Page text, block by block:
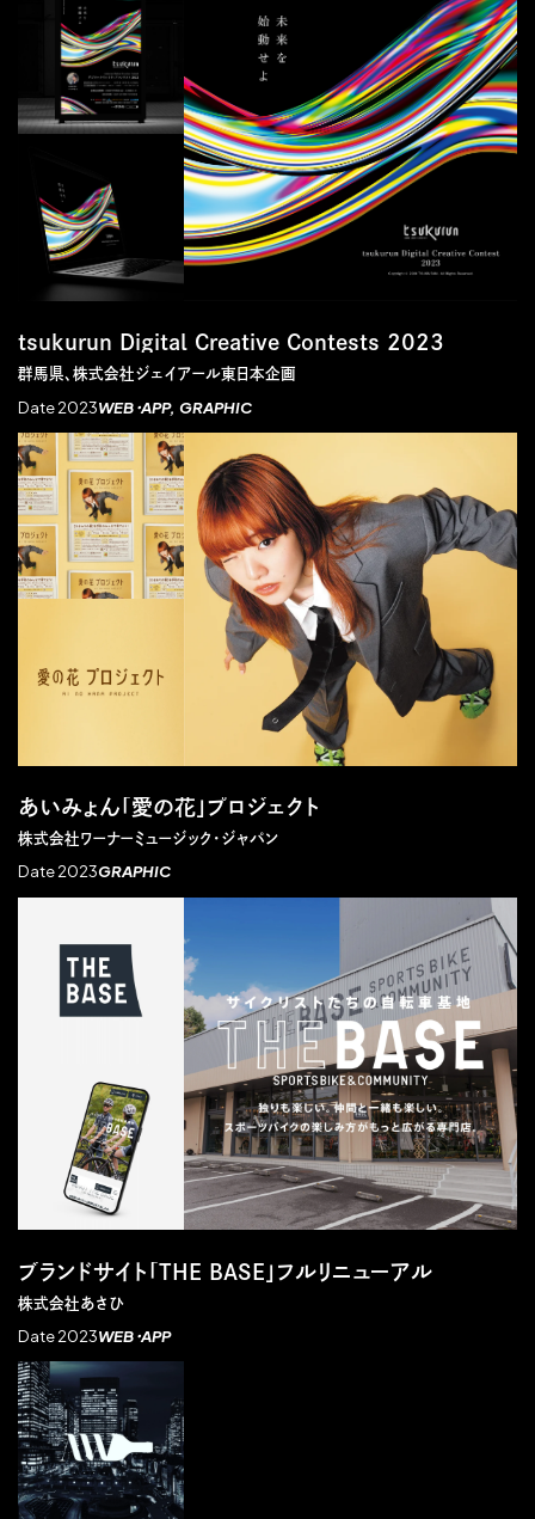
tsukurun Digital Creative Contests 2023
群馬県、株式会社ジェイアール東日本企画
Date 2023WEB・APP GRAPHIC
あいみょん「愛の花」プロジェクト
株式会社ワーナーミュージック・ジャパン
Date 2023GRAPHIC
ブランドサイト「THE BASE」フルリニューアル
株式会社あさひ
Date 2023WEB・APP